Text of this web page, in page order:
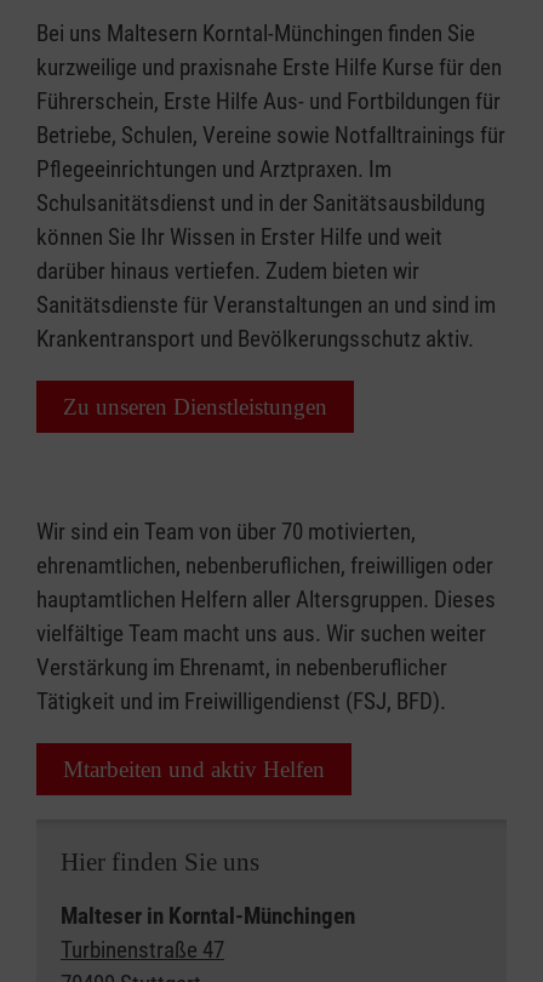
Bei uns Maltesern Korntal-Münchingen finden Sie
kurzweilige und praxisnahe Erste Hilfe Kurse für den
Führerschein, Erste Hilfe Aus- und Fortbildungen für
Betriebe, Schulen, Vereine sowie Notfalltrainings für
Pflegeeinrichtungen und Arztpraxen. Im
Schulsanitätsdienst und in der Sanitätsausbildung
können Sie Ihr Wissen in Erster Hilfe und weit
darüber hinaus vertiefen. Zudem bieten wir
Sanitätsdienste für Veranstaltungen an und sind im
Krankentransport und Bevölkerungsschutz aktiv.
Zu unseren Dienstleistungen
Wir sind ein Team von über 70 motivierten,
ehrenamtlichen, nebenberuflichen, freiwilligen oder
hauptamtlichen Helfern aller Altersgruppen. Dieses
vielfältige Team macht uns aus. Wir suchen weiter
Verstärkung im Ehrenamt, in nebenberuflicher
Tätigkeit und im Freiwilligendienst (FSJ, BFD).
Mtarbeiten und aktiv Helfen
Hier finden Sie uns
Malteser in Korntal-Münchingen
Turbinenstraße 47